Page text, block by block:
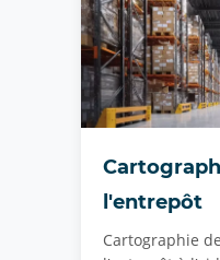
l'entrepôt
Cartographie